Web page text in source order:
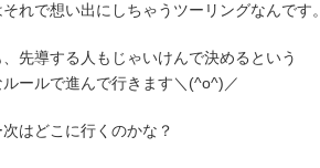
れで想い出にしちゃうツーリングなんです。
、先導する人もじゃいけんで決めるという
ールで進んで行きます＼(^o^)／
はどこに行くのかな？